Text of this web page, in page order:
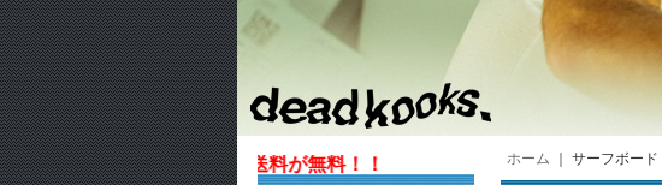
1万円以上お買い上げで送料が無料！！ ホーム ｜ サーフボード